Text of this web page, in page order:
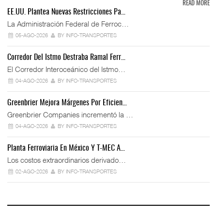
READ MORE
EE.UU. Plantea Nuevas Restricciones Pa…
La Administración Federal de Ferroc…
05-AGO-2026 BY INFO-TRANSPORTES
Corredor Del Istmo Destraba Ramal Ferr…
El Corredor Interoceánico del Istmo…
04-AGO-2026 BY INFO-TRANSPORTES
Greenbrier Mejora Márgenes Por Eficien…
Greenbrier Companies incrementó la …
04-AGO-2026 BY INFO-TRANSPORTES
Planta Ferroviaria En México Y T-MEC A…
Los costos extraordinarios derivado…
02-AGO-2026 BY INFO-TRANSPORTES